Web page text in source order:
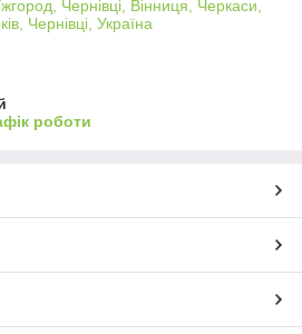
Чернівці, Вінниця, Черкаси,
Чернівці, Україна
роботи